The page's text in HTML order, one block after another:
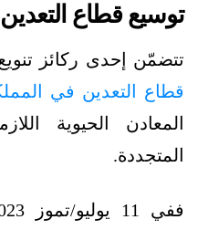
توسيع قطاع
تتضمّن إحدى ركائز
قطاع التعدين في
المعادن الحيوية
المتجددة.